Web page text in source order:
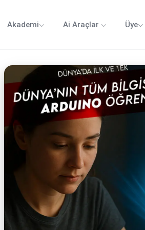
Akademi Ai Araçlar Üye